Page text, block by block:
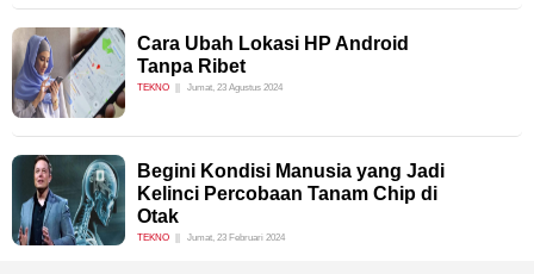
Cara Ubah Lokasi HP Android
Tanpa Ribet
TEKNO Jumat, 23 Agustus 2024
Begini Kondisi Manusia yang Jadi
Kelinci Percobaan Tanam Chip di
Otak
TEKNO Jumat, 23 Februari 2024